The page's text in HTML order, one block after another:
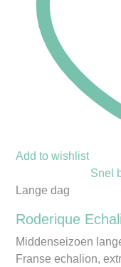
Add to wishlist
Snel
Lange dag
Roderique
Middenseizoen
Franse echalion,